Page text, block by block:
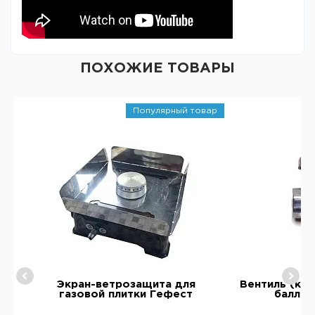
ПОХОЖИЕ ТОВАРЫ
Популярный товар
Экран-ветрозащита для
газовой плитки Гефест
Вентиль